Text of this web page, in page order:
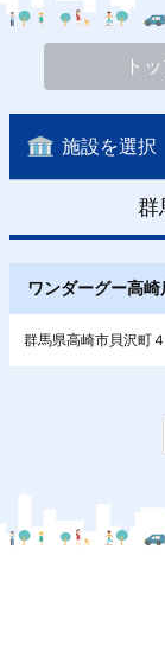
ト
施設を選択
群
ワンダーグー高崎
群馬県高崎市貝沢町